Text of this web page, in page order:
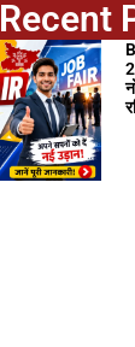
Recent